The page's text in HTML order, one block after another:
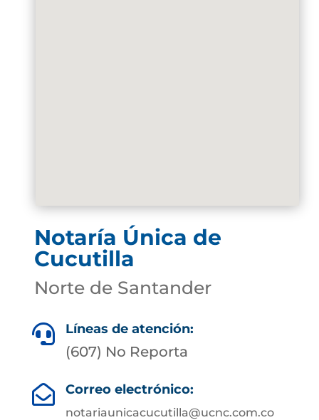
Notaría Única de
Cucutilla
Norte de Santander
 Líneas de atención:
(607) No Reporta
 Correo electrónico:
notariaunicacucutilla@ucnc.com.co